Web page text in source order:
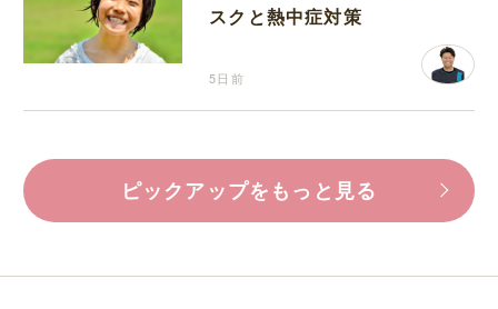
スクと熱中症対策
5日前
ピックアップをもっと見る